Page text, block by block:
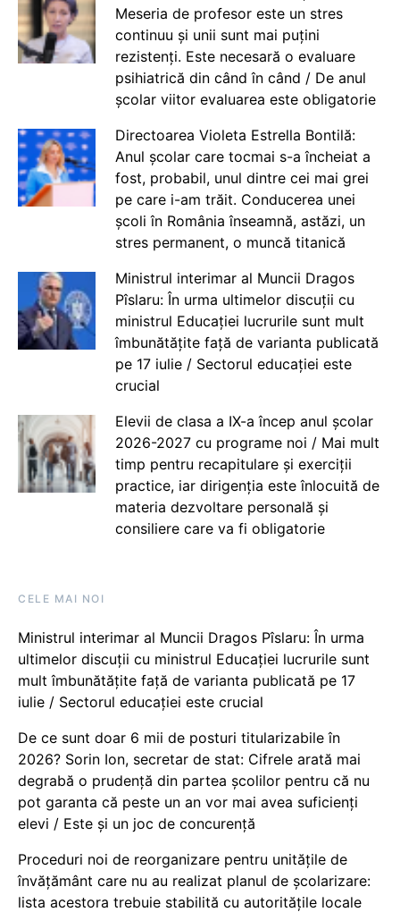
Meseria de profesor este un stres
continuu și unii sunt mai puțini
rezistenți. Este necesară o evaluare
psihiatrică din când în când / De anul
școlar viitor evaluarea este obligatorie
Directoarea Violeta Estrella Bontilă:
Anul școlar care tocmai s-a încheiat a
fost, probabil, unul dintre cei mai grei
pe care i-am trăit. Conducerea unei
școli în România înseamnă, astăzi, un
stres permanent, o muncă titanică
Ministrul interimar al Muncii Dragos
Pîslaru: În urma ultimelor discuții cu
ministrul Educației lucrurile sunt mult
îmbunătățite față de varianta publicată
pe 17 iulie / Sectorul educației este
crucial
Elevii de clasa a IX-a încep anul școlar
2026-2027 cu programe noi / Mai mult
timp pentru recapitulare și exerciții
practice, iar dirigenția este înlocuită de
materia dezvoltare personală și
consiliere care va fi obligatorie
CELE MAI NOI
Ministrul interimar al Muncii Dragos Pîslaru: În urma
ultimelor discuții cu ministrul Educației lucrurile sunt
mult îmbunătățite față de varianta publicată pe 17
iulie / Sectorul educației este crucial
De ce sunt doar 6 mii de posturi titularizabile în
2026? Sorin Ion, secretar de stat: Cifrele arată mai
degrabă o prudență din partea școlilor pentru că nu
pot garanta că peste un an vor mai avea suficienți
elevi / Este și un joc de concurență
Proceduri noi de reorganizare pentru unitățile de
învățământ care nu au realizat planul de școlarizare:
lista acestora trebuie stabilită cu autoritățile locale